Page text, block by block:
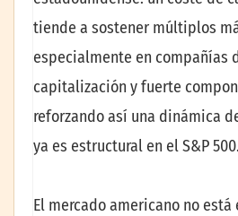
tiende a sostener múltiplos
especialmente en compañías
capitalización y fuerte
reforzando así una dinámica
ya es estructural en el S&P 500.
El mercado americano no está